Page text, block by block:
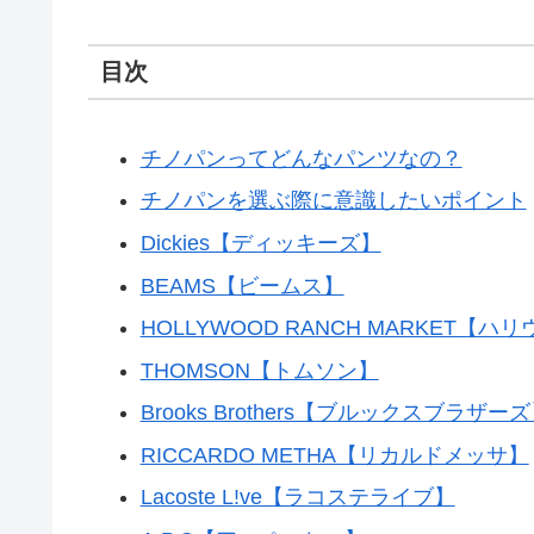
目次
チノパンってどんなパンツなの？
チノパンを選ぶ際に意識したいポイント
Dickies【ディッキーズ】
BEAMS【ビームス】
HOLLYWOOD RANCH MARKET【ハリ
THOMSON【トムソン】
Brooks Brothers【ブルックスブラザーズ
RICCARDO METHA【リカルドメッサ】
Lacoste L!ve【ラコステライブ】